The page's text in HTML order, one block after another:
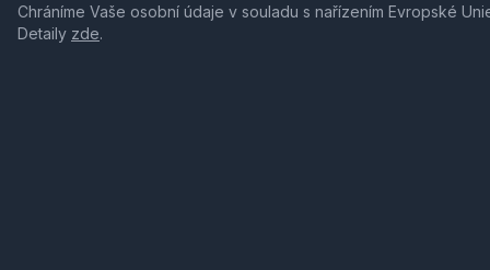
Chráníme Vaše osobní údaje v souladu s nařízením Evropské
Detaily zde.